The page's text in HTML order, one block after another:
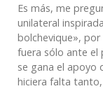
Es más, me
unilateral
bolchevique», por
fuera sólo ante el
se gana el apoyo
hiciera falta